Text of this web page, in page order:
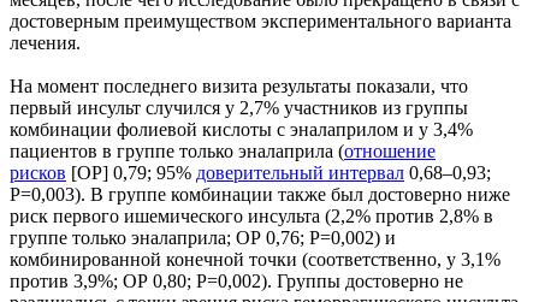
достоверным преимуществом экспериментального варианта
лечения.
На момент последнего визита результаты показали, что
первый инсульт случился у 2,7% участников из группы
комбинации фолиевой кислоты с эналаприлом и у 3,4%
пациентов в группе только эналаприла (отношение
рисков [ОР] 0,79; 95% доверительный интервал 0,68–0,93;
P=0,003). В группе комбинации также был достоверно ниже
риск первого ишемического инсульта (2,2% против 2,8% в
группе только эналаприла; ОР 0,76; P=0,002) и
комбинированной конечной точки (соответственно, у 3,1%
против 3,9%; ОР 0,80; P=0,002). Группы достоверно не